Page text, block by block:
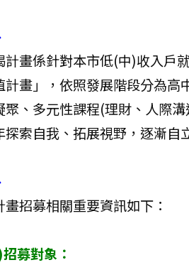
計畫係針對本市低(中)收入戶
計畫」，依照發展階段分為高
聚、多元性課程(理財、人際
探索自我、拓展視野，逐漸自
畫招募相關重要資訊如下：
募對象：